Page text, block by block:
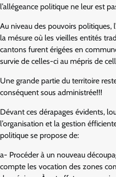
l’allégeance politique ne leur est
Au niveau des pouvoirs politiques,
la mésure où les vieilles entités
cantons furent érigées en
survie de celles-ci au mépris de
Une grande partie du territoire
conséquent sous administrée!!!
Dévant ces dérapages évidents,
l’organisation et la gestion
politique se propose de:
a- Procéder à un nouveau
compte les vocation des zones